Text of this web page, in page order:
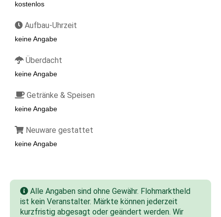
kostenlos
Aufbau-Uhrzeit
keine Angabe
Überdacht
keine Angabe
Getränke & Speisen
keine Angabe
Neuware gestattet
keine Angabe
Alle Angaben sind ohne Gewähr. Flohmarktheld
ist kein Veranstalter. Märkte können jederzeit
kurzfristig abgesagt oder geändert werden. Wir